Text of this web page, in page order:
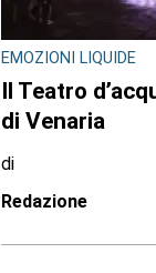
EMOZIONI LIQUIDE
Il Teatro
di Venaria
di
Redazione